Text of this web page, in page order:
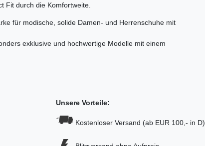
Fit durch die Komfortweite.
für modische, solide Damen- und Herrenschuhe mit
exklusive und hochwertige Modelle mit einem
Unsere Vorteile:
Kostenloser Versand (ab EUR 100,- in D)